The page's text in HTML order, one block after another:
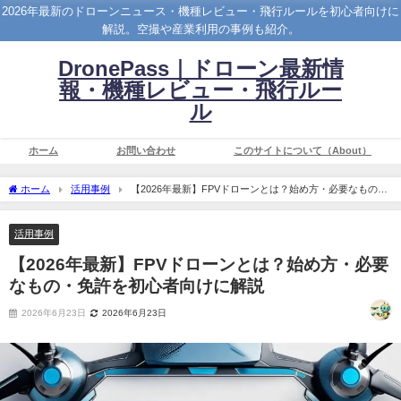
2026年最新のドローンニュース・機種レビュー・飛行ルールを初心者向けに
解説。空撮や産業利用の事例も紹介。
DronePass｜ドローン最新情
報・機種レビュー・飛行ルー
ル
ホーム お問い合わせ このサイトについて（About）
ホーム 活用事例
【2026年最新】FPVドローンとは？始め方・必要なもの・
免許を初心者向けに解説
活用事例
【2026年最新】FPVドローンとは？始め方・必要
なもの・免許を初心者向けに解説
2026年6月23日 2026年6月23日